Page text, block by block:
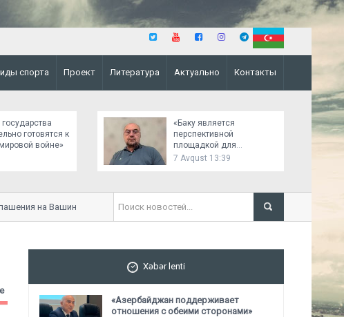
спорта Проект Литература Актуально Контакты
готовятся к
войне»
«Баку является
перспективной
площадкой для
российско-украинских
7 Avqust 13:39
на Вашингтонском саммите было важным
«Это сотрудничество
Персидский залив -
Xəbər lenti
«Азербайджан поддерживает
отношения с обеими сторонами»